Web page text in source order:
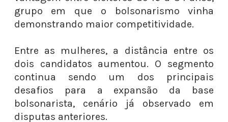
grupo em que o bolsonarismo vinha
demonstrando maior competitividade.
Entre as mulheres, a distância entre os
dois candidatos aumentou. O segmento
continua sendo um dos principais
desafios para a expansão da base
bolsonarista, cenário já observado em
disputas anteriores.